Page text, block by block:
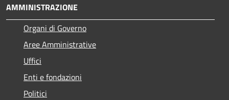
AMMINISTRAZIONE
Organi di Governo
Aree Amministrative
Uffici
Enti e fondazioni
Politici